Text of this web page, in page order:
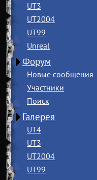
UT3
UT2004
UT99
Unreal
Форум
Новые сообщения
Участники
Поиск
Галерея
UT4
UT3
UT2004
UT99